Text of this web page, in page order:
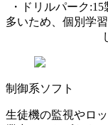
・ドリルパーク
多いため、個別学
制御系ソフト
生徒機の監視やロ